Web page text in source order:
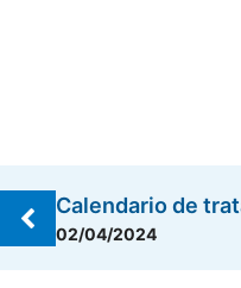
Calendario de
02/04/2024